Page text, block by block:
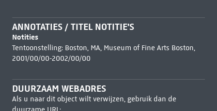
ANNOTATIES / TITEL NOTITIE'S
Notities
Tentoonstelling: Boston, MA, Museum of Fine Arts Boston,
2001/00/00-2002/00/00
DUURZAAM WEBADRES
Als u naar dit object wilt verwijzen, gebruik dan de